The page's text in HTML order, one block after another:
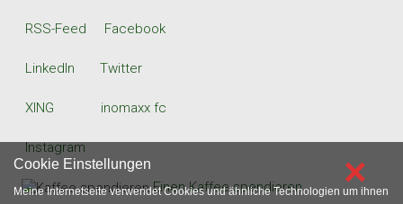
RSS-Feed Facebook
LinkedIn Twitter
XING inomaxx fc
Instagram
Einen Kaffee spendieren ×
Cookie Einstellungen
Meine Internetseite verwendet Cookies und ähnliche Technologien um ihnen